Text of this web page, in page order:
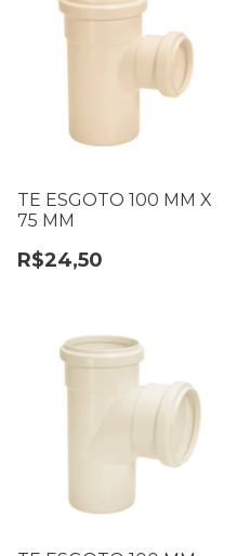
TE ESGOTO 100 MM X
75 MM
R$24,50